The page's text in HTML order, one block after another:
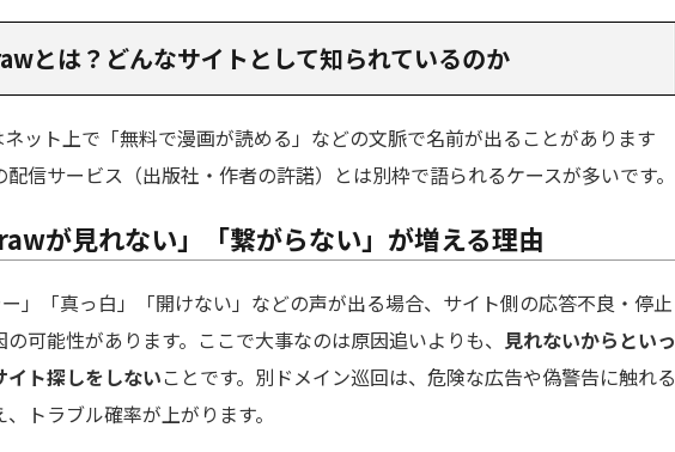
とは？どんなサイトとして知られているのか
ット上で「無料で漫画が読める」などの文脈で名前が出ることがあります
信サービス（出版社・作者の許諾）とは別枠で語られるケースが多いです。
が見れない」「繋がらない」が増える理由
ー」「真っ白」「開けない」などの声が出る場合、サイト側の応答不良・停止
の可能性があります。ここで大事なのは原因追いよりも、 見れないからといっ
イト探しをしないことです。別ドメイン巡回は、危険な広告や偽警告に触れる
トラブル確率が上がります。